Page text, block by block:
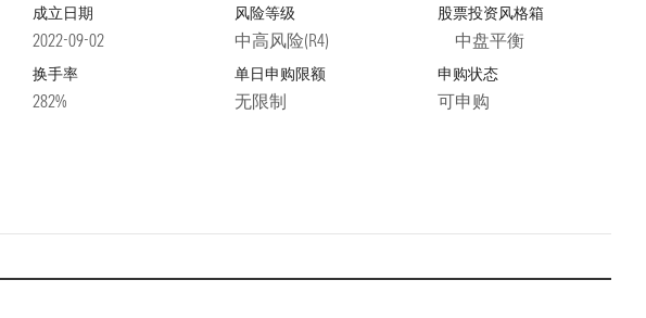
成立日期
2022-09-02
风险等级
中高风险(R4)
股票投资风格箱
中盘平衡
换手率
282%
单日申购限额
无限制
申购状态
可申购